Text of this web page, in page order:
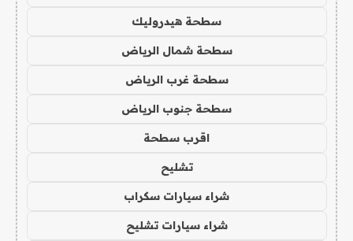
سطحة هيدروليك
سطحة شمال الرياض
سطحة غرب الرياض
سطحة جنوب الرياض
اقرب سطحة
تشليح
شراء سيارات سكراب
شراء سيارات تشليح